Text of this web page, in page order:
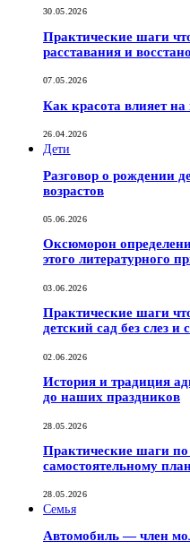
30.05.2026
Практические шаги
расставания и
07.05.2026
Как красота влияет на
26.04.2026
Дети
Разговор о рождении
возрастов
05.06.2026
Оксюморон
этого литературного
03.06.2026
Практические шаги
детский сад без слез и
02.06.2026
История и традиция
до наших праздников
28.05.2026
Практические шаги
самостоятельному
28.05.2026
Семья
Автомобиль — член